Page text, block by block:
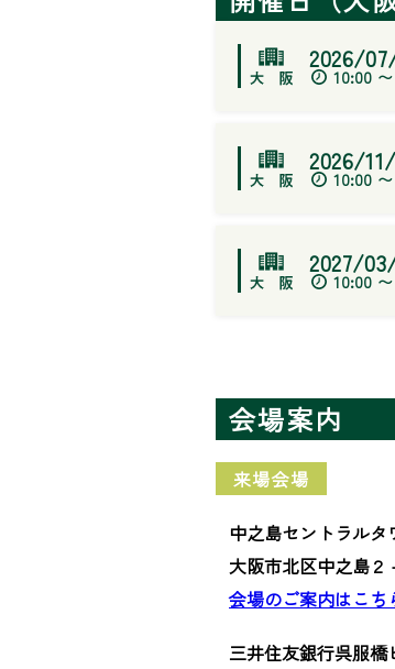
2026/
10:00
2026/
10:00
2027/
10:00
会場案内
来場会場
中之島セントラルタ
大阪市北区中之島２
会場のご案内はこち
三井住友銀行呉服橋